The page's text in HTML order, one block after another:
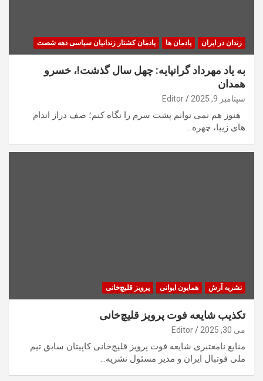
زندان در ایران یادمان ها یادمان کشتار زندانیان سیاسی دهه شصت
به یاد مهرداد گرانپایه: چهل سال گذشت!، خسرو
همدان
سپتامبر 9, 2025 Editor
هنوز هم نمی توانم پشت سرم را نگاه کنم؛ صف دراز اندام
های زیبا، چهره…
نشریه آرش همایون ایوانی پرویز قلیچ‌خانی
تکذیب شایعه فوت پرویز قلیچ‌خانی
می 30, 2025 Editor
منابع نامعتبری شایعه فوت پرویز قلیچ‌خانی کاپیتان سابق تیم
ملی فوتبال ایران و مدیر مسئول نشریه…